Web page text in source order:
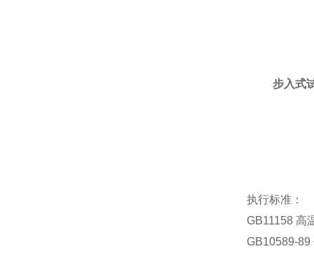
步入式
执行标准：
GB11158 高
GB10589-89